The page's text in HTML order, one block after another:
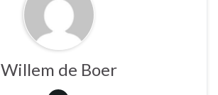
Willem de Boer